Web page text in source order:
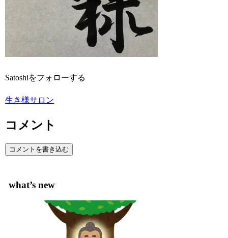
Satoshiをフォローする
生き様サロン
コメント
コメントを書き込む
what’s new